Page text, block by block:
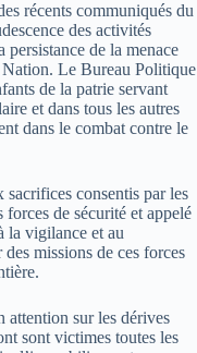
récents communiqués du
des activités
de la menace
Nation. Le Bureau Politique
de la patrie servant
et dans tous les autres
dans le combat contre le
consentis par les
forces de sécurité et appelé
la vigilance et au
missions de ces forces
attention sur les dérives
sont victimes toutes les